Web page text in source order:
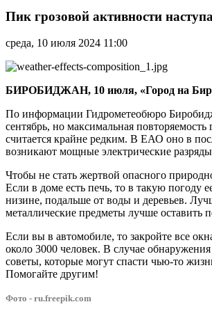
грозовой
активности
наступает
в
ЕАО
Пик грозовой активности
среда, 10 июля 2024 11:00
БИРОБИДЖАН, 10 июля, «Город на
По информации Гидрометеобюро
сентябрь, но максимальная
считается крайне редким. В ЕАО оно в
возникают мощные электрические
Чтобы не стать жертвой опасного
Если в доме есть печь, то в такую погоду
низине, подальше от воды и деревьев.
металлические предметы лучше оставить
Если вы в автомобиле, то закройте все
около 3000 человек. В случае
советы, которые могут спасти чью-то
Помогайте другим!
Фото - ru.freepik.com